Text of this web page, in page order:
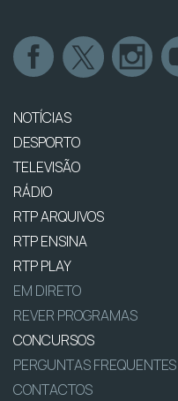
NOTÍCIAS
DESPORTO
TELEVISÃO
RÁDIO
RTP ARQUIVOS
RTP ENSINA
RTP PLAY
EM DIRETO
REVER PROGRAMAS
CONCURSOS
PERGUNTAS FREQUENTES
CONTACTOS